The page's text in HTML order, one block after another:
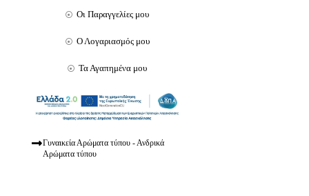
Οι Παραγγελίες μου
Ο Λογαριασμός μου
Τα Αγαπημένα μου
Γυναικεία Αρώματα τύπου - Ανδρικά
Αρώματα τύπου